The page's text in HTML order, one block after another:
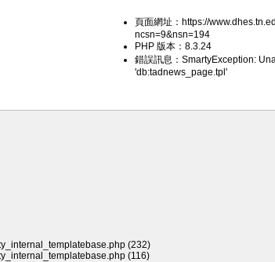
頁面網址：https://
ncsn=9&nsn=194
PHP 版本：8.3.24
錯誤訊息：SmartyException:
'db:tadnews_page.tpl'
(232)
(116)